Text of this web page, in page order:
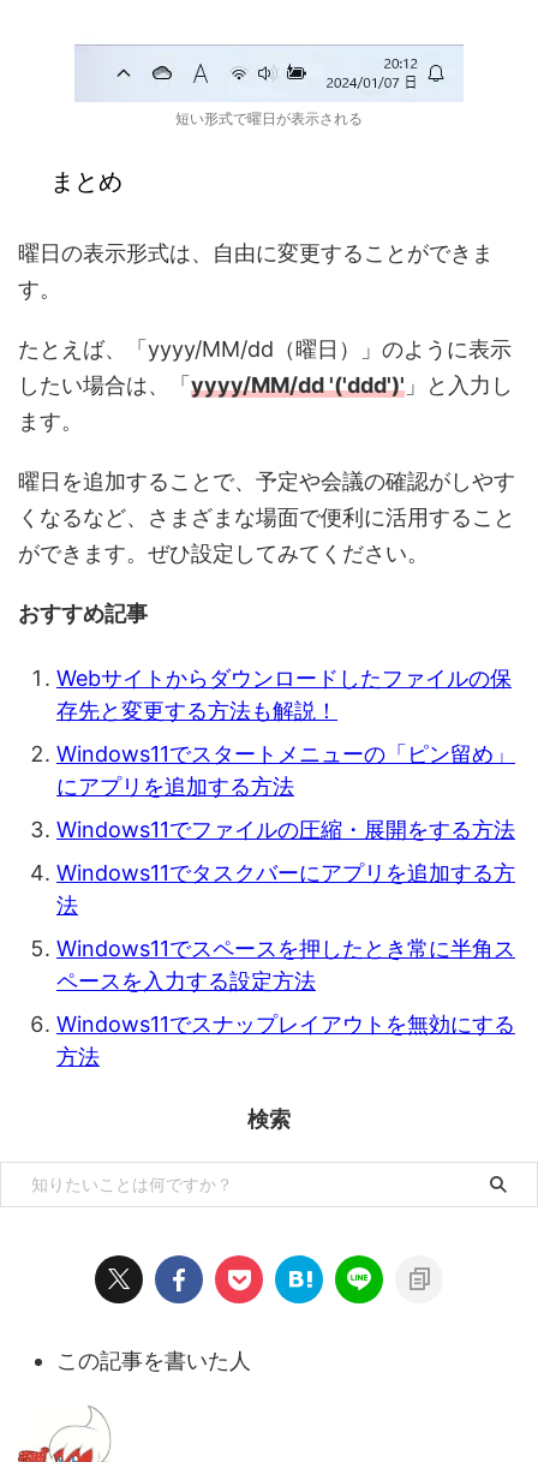
短い形式で曜日が表示される
まとめ
曜日の表示形式は、自由に変更することができま
す。
たとえば、「yyyy/MM/dd（曜日）」のように表示
したい場合は、「 yyyy/MM/dd '('ddd')' 」と入力し
ます。
曜日を追加することで、予定や会議の確認がしやす
くなるなど、さまざまな場面で便利に活用すること
ができます。ぜひ設定してみてください。
おすすめ記事
Webサイトからダウンロードしたファイルの保
存先と変更する方法も解説！
Windows11でスタートメニューの「ピン留め」
にアプリを追加する方法
Windows11でファイルの圧縮・展開をする方法
Windows11でタスクバーにアプリを追加する方
法
Windows11でスペースを押したとき常に半角ス
ペースを入力する設定方法
Windows11でスナップレイアウトを無効にする
方法
検索
この記事を書いた人